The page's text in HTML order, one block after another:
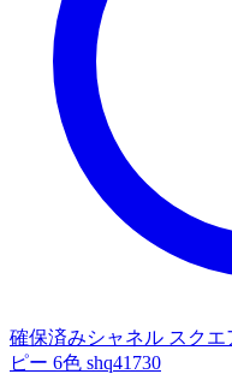
確保済みシャネル スク
ピー 6色 shq41730